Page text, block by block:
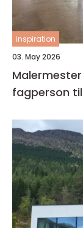
inspiration
03. May 2026
Malermester
fagperson